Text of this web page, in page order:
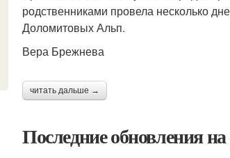
родственниками провела несколько
Доломитовых Альп.
Вера Брежнева
читать дальше →
Последние обновления на